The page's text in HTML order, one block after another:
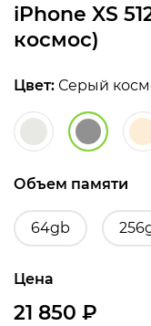
iPhone XS
космос)
Цвет: Серый
Объем памяти
64gb
Цена
21 850 ₽